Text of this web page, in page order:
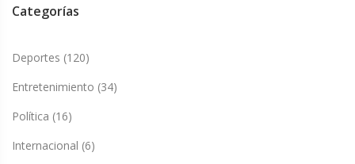
Categorías
Deportes (120)
Entretenimiento (34)
Política (16)
Internacional (6)